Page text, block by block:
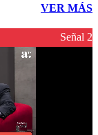
VER MÁS
Señal 2